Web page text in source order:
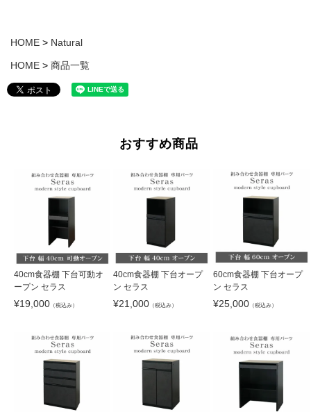
HOME Natural
HOME 商品一覧
おすすめ商品
40cm食器棚 下台可動オ
ープン セラス
¥19,000 （税込み）
40cm食器棚 下台オープ
ン セラス
¥21,000 （税込み）
60cm食器棚 下台オープ
ン セラス
¥25,000（税込み）